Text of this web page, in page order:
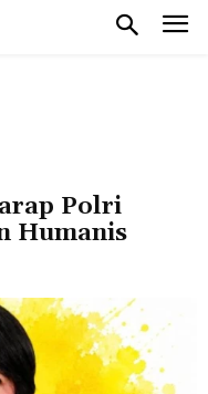
Polri
Humanis